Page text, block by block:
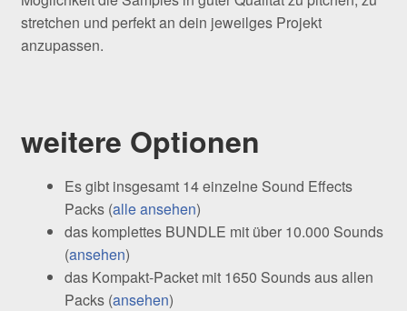
stretchen und perfekt an dein jeweilges Projekt
anzupassen.
weitere Optionen
Es gibt insgesamt 14 einzelne Sound Effects
Packs (alle ansehen)
das komplettes BUNDLE mit über 10.000 Sounds
(ansehen)
das Kompakt-Packet mit 1650 Sounds aus allen
Packs (ansehen)